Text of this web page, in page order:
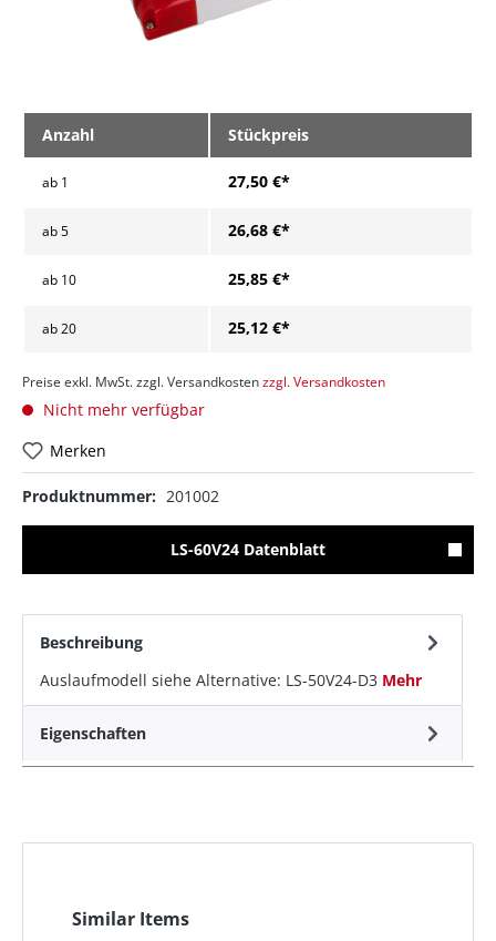
Anzahl Stückpreis
ab 1 27,50 €*
ab5 26,68 €*
ab 10 25,85 €*
ab20 25,12 €*
Preise exkl. MwSt. zzgl. Versandkostenzzgl. Versandkosten
Nicht mehr verfügbar
Merken
Produktnummer: 201002
LS-60V24 Datenblatt
Beschreibung
Auslaufmodell siehe Alternative: LS-50V24-D3 Mehr
Eigenschaften
Similar Items